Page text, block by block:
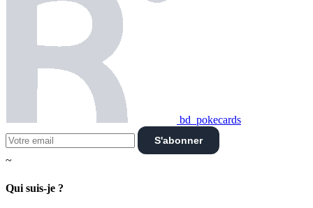
bd_pokecards
S'abonner
~
Qui suis-je ?